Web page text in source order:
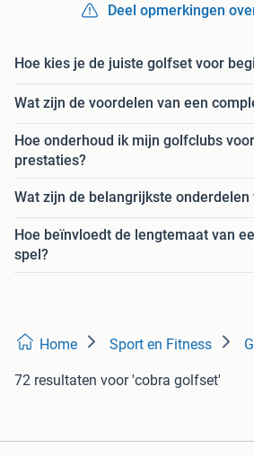
Deel opmerkingen
Hoe kies je de juiste golfset voor
Wat zijn de voordelen van een
Hoe onderhoud ik mijn golfclubs
prestaties?
Wat zijn de belangrijkste
Hoe beïnvloedt de lengtemaat van
spel?
Home Sport en Fitness
72 resultaten voor 'cobra golfset'